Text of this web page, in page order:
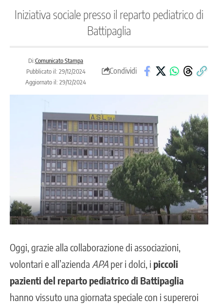
Iniziativa sociale presso il reparto pediatrico di
Battipaglia
Di:Comunicato Stampa
Pubblicato il: 29/12/2024
Aggiornato il: 29/12/2024
Condividi
Oggi, grazie alla collaborazione di associazioni,
volontari e all’azienda APA per i dolci, i piccoli
pazienti del reparto pediatrico di Battipaglia
hanno vissuto una giornata speciale con i supereroi